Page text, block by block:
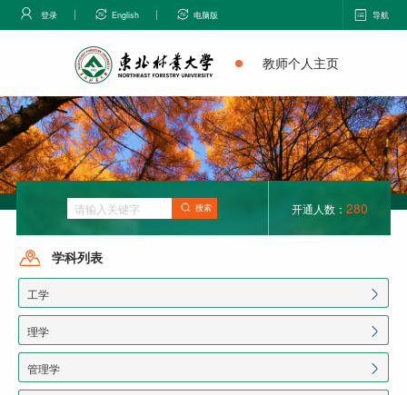
登录 English 电脑版 导航
教师个人主页
搜索 开通人数： 280
学科列表
工学
理学
管理学